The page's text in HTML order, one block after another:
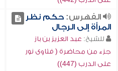
الفهرس:حكم نظر
المرأة إلى الرجال
للشيخ: عبد العزيز بن باز
جزء من محاضرة ( فتاوى نور
على الدرب (447))